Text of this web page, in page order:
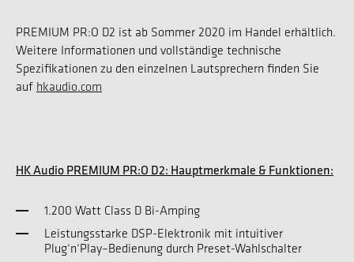
PREMIUM PR:O D2 ist ab Sommer 2020 im Handel erhältlich.
Weitere Informationen und vollständige technische
Spezifikationen zu den einzelnen Lautsprechern finden Sie
auf hkaudio.com
HK Audio PREMIUM PR:O D2: Hauptmerkmale & Funktionen:
1.200 Watt Class D Bi-Amping
Leistungsstarke DSP-Elektronik mit intuitiver
Plug‘n‘Play–Bedienung durch Preset-Wahlschalter